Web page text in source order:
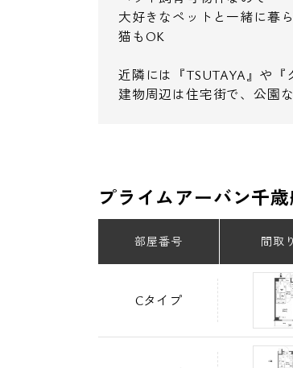
大好きなペットと一緒に暮ら
猫もOK
近隣には『TSUTAYA』や『
建物周辺は住宅街で、公園
プライムアーバン千
部屋番号 間取
Cタイプ